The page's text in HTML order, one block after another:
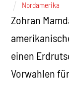
Nordamerika
Zohran
einen
Vorwahlen